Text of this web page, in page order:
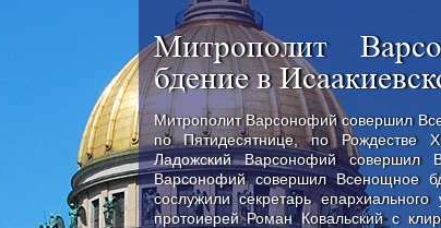
Митрополит
бдение в
Митрополит Варсонофий совершил
по Пятидесятнице, по Рождестве
Ладожский Варсонофий совершил
Варсонофий совершил Всенощное
сослужили секретарь
протоиерей Роман Ковальский с